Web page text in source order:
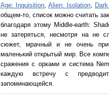
Age: Inquisition,Alien: Isolation,
общем-то, список можно считать
благодаря этому Middle-earth:
не затеряться, несмотря на не
сюжет, мрачный и не очень
маленький открытый мир. Все
сражения с орками и система
каждую встречу с
запоминающейся.